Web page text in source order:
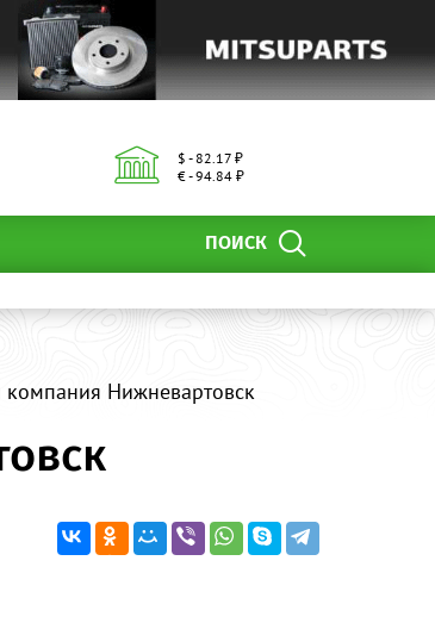
$ - 82.17 ₽
€ - 94.84 ₽
ПОИСК
компания Нижневартовск